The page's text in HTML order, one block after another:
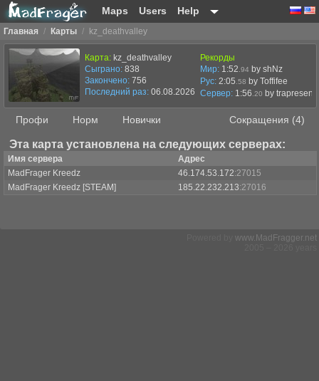
Maps Users Help
Главная / Карты / kz_deathvalley
Карта: kz_deathvalley
Сыграно: 838
Закончено: 756
Последний раз: 06.08.2026 в 11:06
Рекорды
Мир: 1:52 .94 by shNz
Рус: 2:05 .58 by Toffifee
Сервер: 1:56 .20 by trapresent
Профи Норм Новички Сокращения (4)
Эта карта установлена на следующих серверах:
Имя сервера
Адрес
MadFrager Kreedz
46.174.53.172:27015
MadFrager Kreedz [STEAM]
185.22.232.213:27016
www.MadFragger.net